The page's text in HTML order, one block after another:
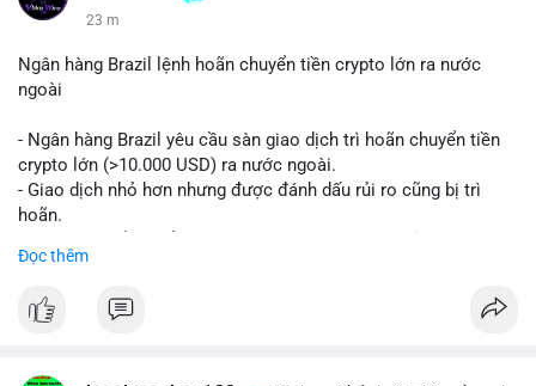
23 m
Ngân hàng Brazil lệnh hoãn chuyển tiền crypto lớn ra nước
ngoài
- Ngân hàng Brazil yêu cầu sàn giao dịch trì hoãn chuyển tiền
crypto lớn (>10.000 USD) ra nước ngoài.
- Giao dịch nhỏ hơn nhưng được đánh dấu rủi ro cũng bị trì
hoãn.
Đọc thêm